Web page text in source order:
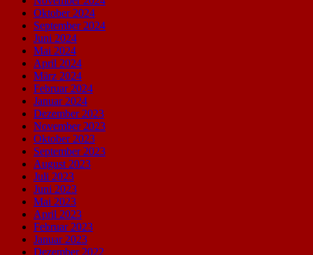
Oktober 2024
September 2024
Juni 2024
Mai 2024
April 2024
März 2024
Februar 2024
Januar 2024
Dezember 2023
November 2023
Oktober 2023
September 2023
August 2023
Juli 2023
Juni 2023
Mai 2023
April 2023
Februar 2023
Januar 2023
Dezember 2022